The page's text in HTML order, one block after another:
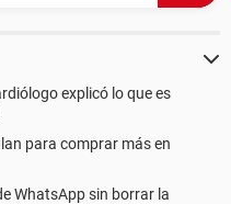
explicó lo que es
para comprar más en
WhatsApp sin borrar la